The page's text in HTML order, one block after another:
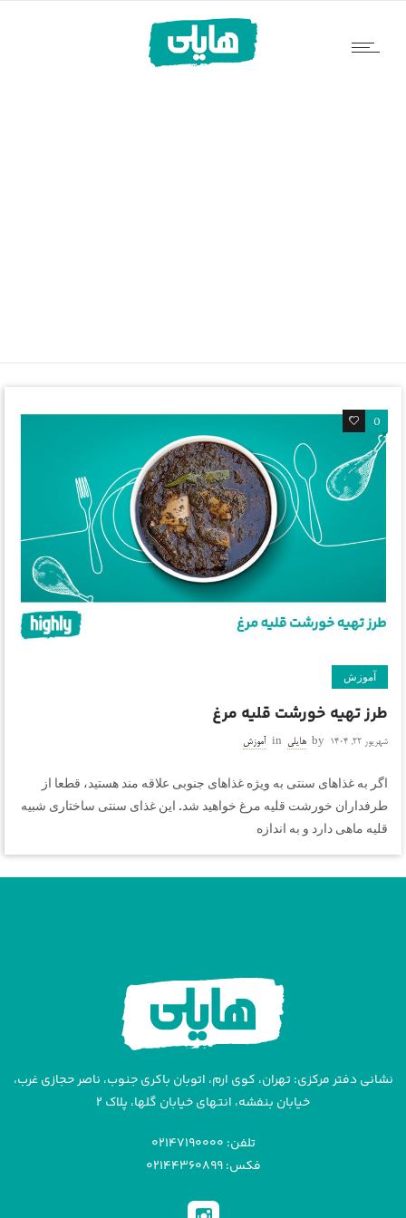
0
0
آموزش
طرز تهیه خورشت قلیه مرغ
شهریور ۲۲, ۱۴۰۴ by هایلی in آموزش
اگر به غذاهای سنتی به ویژه غذاهای جنوبی علاقه مند هستید، قطعا از
طرفداران خورشت قلیه مرغ خواهید شد. این غذای سنتی ساختاری شبیه
قلیه ماهی دارد و به اندازه
نشانی دفتر مرکزی: تهران، کوی ارم، اتوبان باکری جنوب، ناصر حجازی غرب،
خیابان بنفشه، انتهای خیابان گلها، پلاک ۲
تلفن: ۰۲۱۴۷۱۹۰۰۰۰
فکس: ۰۲۱۴۴۳۶۰۸۹۹